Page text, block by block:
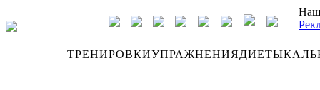
ТРЕНИРОВКИУПРАЖНЕНИЯДИЕТЫ